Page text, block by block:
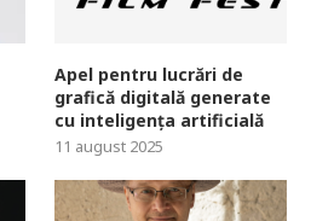
Apel pentru lucrări de
grafică digitală generate
cu inteligența artificială
11 august 2025